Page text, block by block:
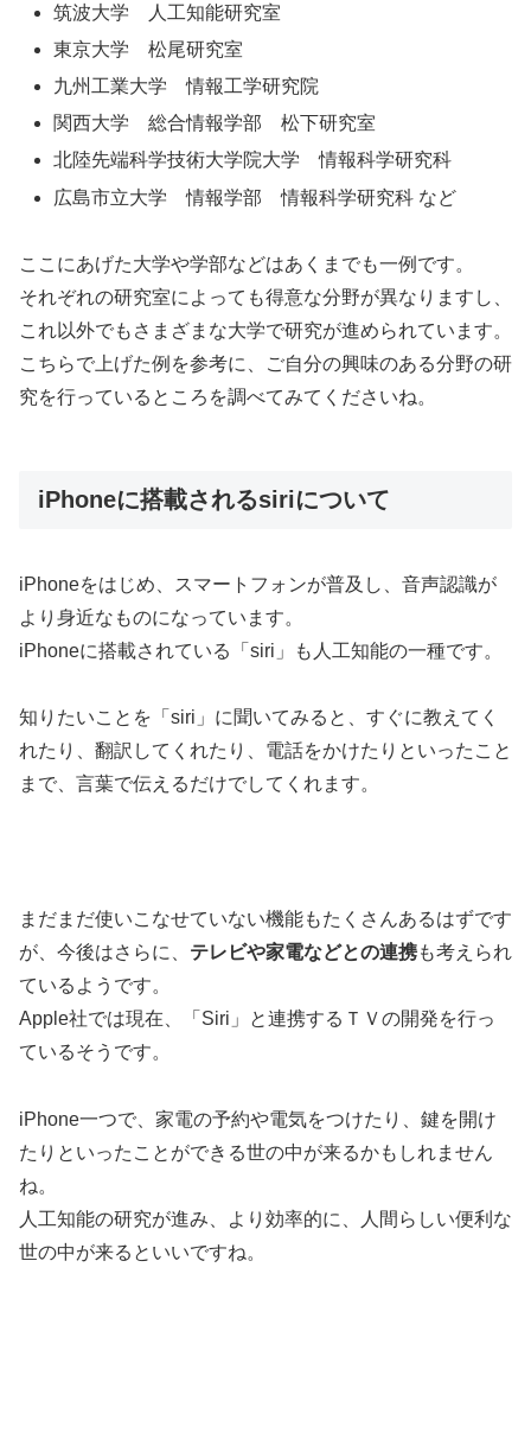
筑波大学 人工知能研究室
東京大学 松尾研究室
九州工業大学 情報工学研究院
関西大学 総合情報学部 松下研究室
北陸先端科学技術大学院大学 情報科学研究科
広島市立大学 情報学部 情報科学研究科 など
ここにあげた大学や学部などはあくまでも一例です。
それぞれの研究室によっても得意な分野が異なりますし、
これ以外でもさまざまな大学で研究が進められています。
こちらで上げた例を参考に、ご自分の興味のある分野の研
究を行っているところを調べてみてくださいね。
iPhoneに搭載されるsiriについて
iPhoneをはじめ、スマートフォンが普及し、音声認識が
より身近なものになっています。
iPhoneに搭載されている「siri」も人工知能の一種です。
知りたいことを「siri」に聞いてみると、すぐに教えてく
れたり、翻訳してくれたり、電話をかけたりといったこと
まで、言葉で伝えるだけでしてくれます。
まだまだ使いこなせていない機能もたくさんあるはずです
が、今後はさらに、 テレビや家電などとの連携も考えられ
ているようです。
Apple社では現在、「Siri」と連携するＴＶの開発を行っ
ているそうです。
iPhone一つで、家電の予約や電気をつけたり、鍵を開け
たりといったことができる世の中が来るかもしれません
ね。
人工知能の研究が進み、より効率的に、人間らしい便利な
世の中が来るといいですね。